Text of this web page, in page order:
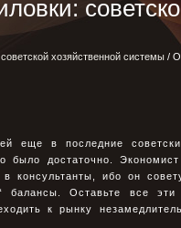
хозяйственной системы /
еще в последние
было достаточно.
консультанты, ибо он
балансы. Оставьте все
к рынку